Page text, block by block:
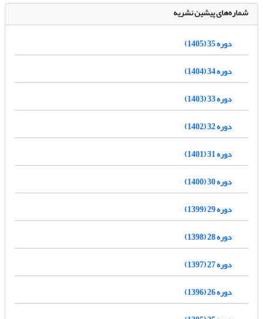
شماره‌های پیشین نشریه
دوره 35 (1405)
دوره 34 (1404)
دوره 33 (1403)
دوره 32 (1402)
دوره 31 (1401)
دوره 30 (1400)
دوره 29 (1399)
دوره 28 (1398)
دوره 27 (1397)
دوره 26 (1396)